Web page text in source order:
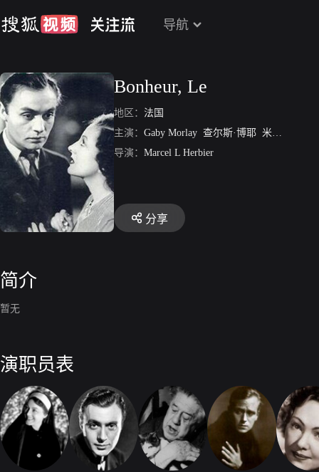
导航
Bonheur, Le
地区： 法国
主演： Gaby Morlay 查尔斯·博耶 米切尔·西芒
导演： Marcel L Herbier
分享
简介
暂无
演职员表